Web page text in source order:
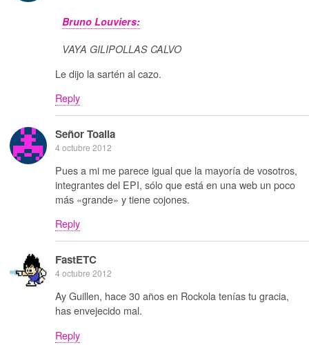
Bruno Louviers:
VAYA GILIPOLLAS CALVO
Le dijo la sartén al cazo.
Reply
Señor Toalla
4 octubre 2012
Pues a mi me parece igual que la mayoría de vosotros,
integrantes del EPI, sólo que está en una web un poco
más «grande» y tiene cojones.
Reply
FastETC
4 octubre 2012
Ay Guillen, hace 30 años en Rockola tenías tu gracia,
has envejecido mal.
Reply